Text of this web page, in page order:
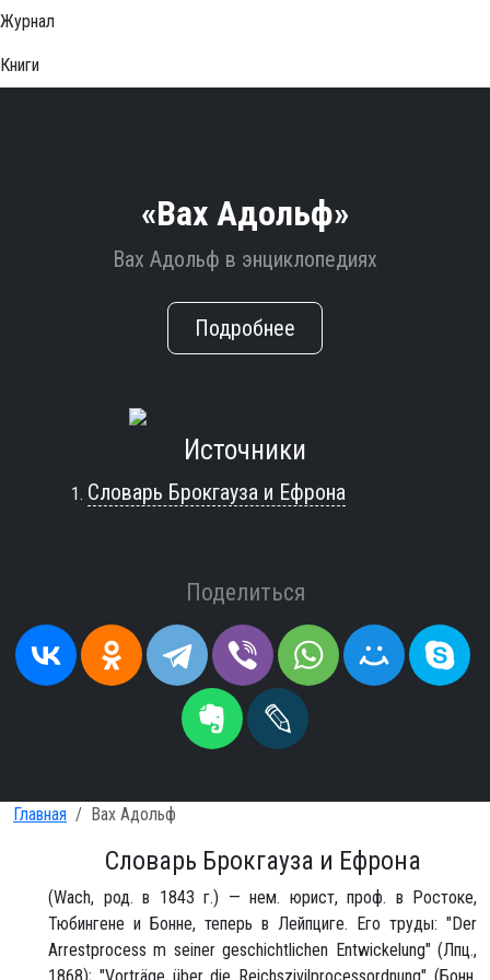
Журнал
Книги
«Вах Адольф»
Вах Адольф в энциклопедиях
Подробнее
Источники
Словарь Брокгауза и Ефрона
Поделиться
Главная Вах Адольф
Словарь Брокгауза и Ефрона
(Wach, род. в 1843 г.) — нем. юрист, проф. в Ростоке,
Тюбингене и Бонне, теперь в Лейпциге. Его труды: "Der
Arrestprocess m seiner geschichtlichen Entwickelung" (Лпц.,